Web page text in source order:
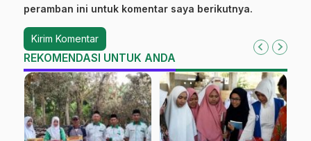
peramban ini untuk komentar saya berikutnya.
REKOMENDASI UNTUK ANDA